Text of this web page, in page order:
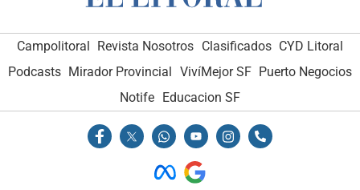
Campolitoral Revista Nosotros Clasificados CYD Litoral
Podcasts Mirador Provincial VivíMejor SF Puerto Negocios
Notife Educacion SF